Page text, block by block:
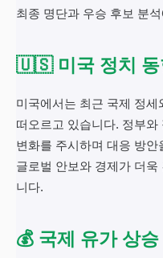
최종 명단과 우승 후보 분
🇺🇸 미국 정치 동
미국에서는 최근 국제 정
떠오르고 있습니다. 정부
변화를 주시하며 대응 방
글로벌 안보와 경제가 더
니다.
💰 국제 유가 상승